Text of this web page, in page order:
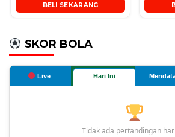
BELI SEKARANG
SKOR BOLA
Live Hari Ini
Tidak ada pertandingan